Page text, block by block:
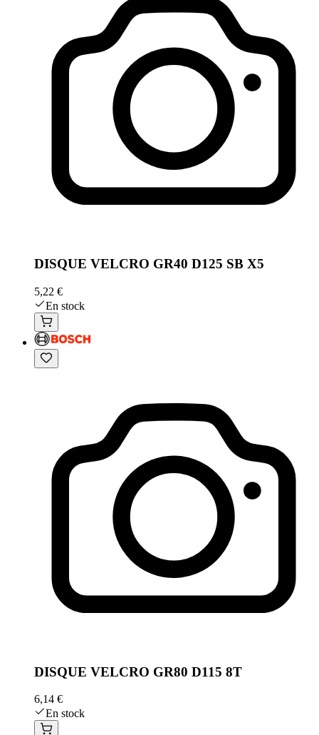
DISQUE VELCRO GR40 D125 SB X5
5,22 €
En stock
DISQUE VELCRO GR80 D115 8T
6,14 €
En stock